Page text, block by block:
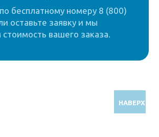
бесплатному номеру 8 (800)
оставьте заявку и мы
вашего заказа.
НАВЕРХ